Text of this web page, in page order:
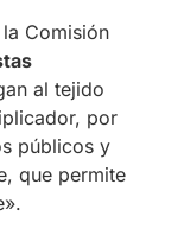
Comisión
al tejido
por
públicos y
que permite